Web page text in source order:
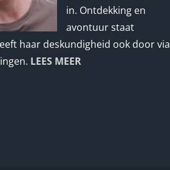
in. Ontdekking en
avontuur staat
haar deskundigheid ook door via
LEES MEER